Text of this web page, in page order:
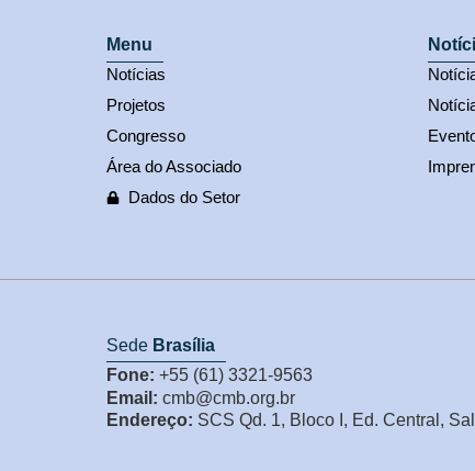
Menu
Notícias
Projetos
Congresso
Área do Associado
Dados do Setor
Sede Brasília
Fone: +55 (61) 3321-9563
Email: cmb@cmb.org.br
Endereço: SCS Qd. 1, Bloco I, Ed. Central,